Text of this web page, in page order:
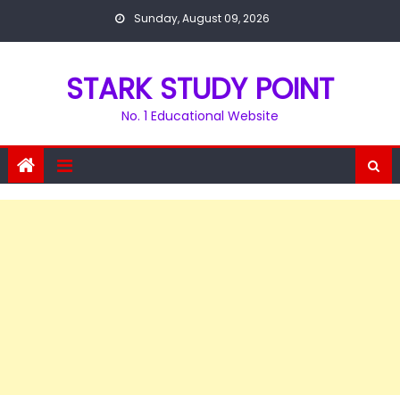
Sunday, August 09, 2026
STARK STUDY POINT
No. 1 Educational Website